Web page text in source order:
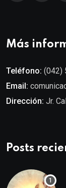
Más
Teléfono: (042)
Email:
Dirección: Jr.
Posts